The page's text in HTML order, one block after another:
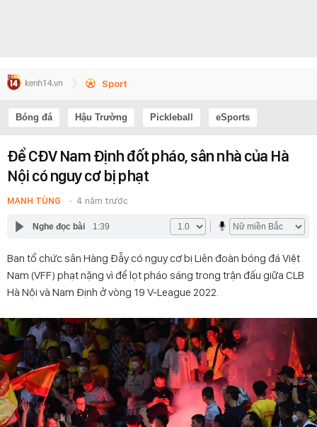
Sport
Bóng đá Hậu Trường Pickleball eSports
Để CĐV Nam Định đốt pháo, sân nhà của Hà
Nội có nguy cơ bị phạt
MẠNH TÙNG 4 năm trước
Nghe đọc bài 1:39
Ban tổ chức sân Hàng Đẫy có nguy cơ bị Liên đoàn bóng đá Việt
Nam (VFF) phạt nặng vì để lọt pháo sáng trong trận đấu giữa CLB
Hà Nội và Nam Định ở vòng 19 V-League 2022.